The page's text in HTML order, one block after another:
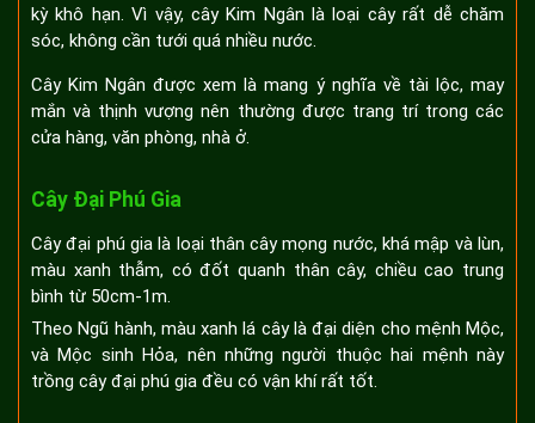
kỳ khô hạn. Vì vậy, cây Kim Ngân là loại cây rất dễ chăm
sóc, không cần tưới quá nhiều nước.
Cây Kim Ngân được xem là mang ý nghĩa về tài lộc, may
mắn và thịnh vượng nên thường được trang trí trong các
cửa hàng, văn phòng, nhà ở.
Cây Đại Phú Gia
Cây đại phú gia là loại thân cây mọng nước, khá mập và lùn,
màu xanh thẫm, có đốt quanh thân cây, chiều cao trung
bình từ 50cm-1m.
Theo Ngũ hành, màu xanh lá cây là đại diện cho mệnh Mộc,
và Mộc sinh Hỏa, nên những người thuộc hai mệnh này
trồng cây đại phú gia đều có vận khí rất tốt.